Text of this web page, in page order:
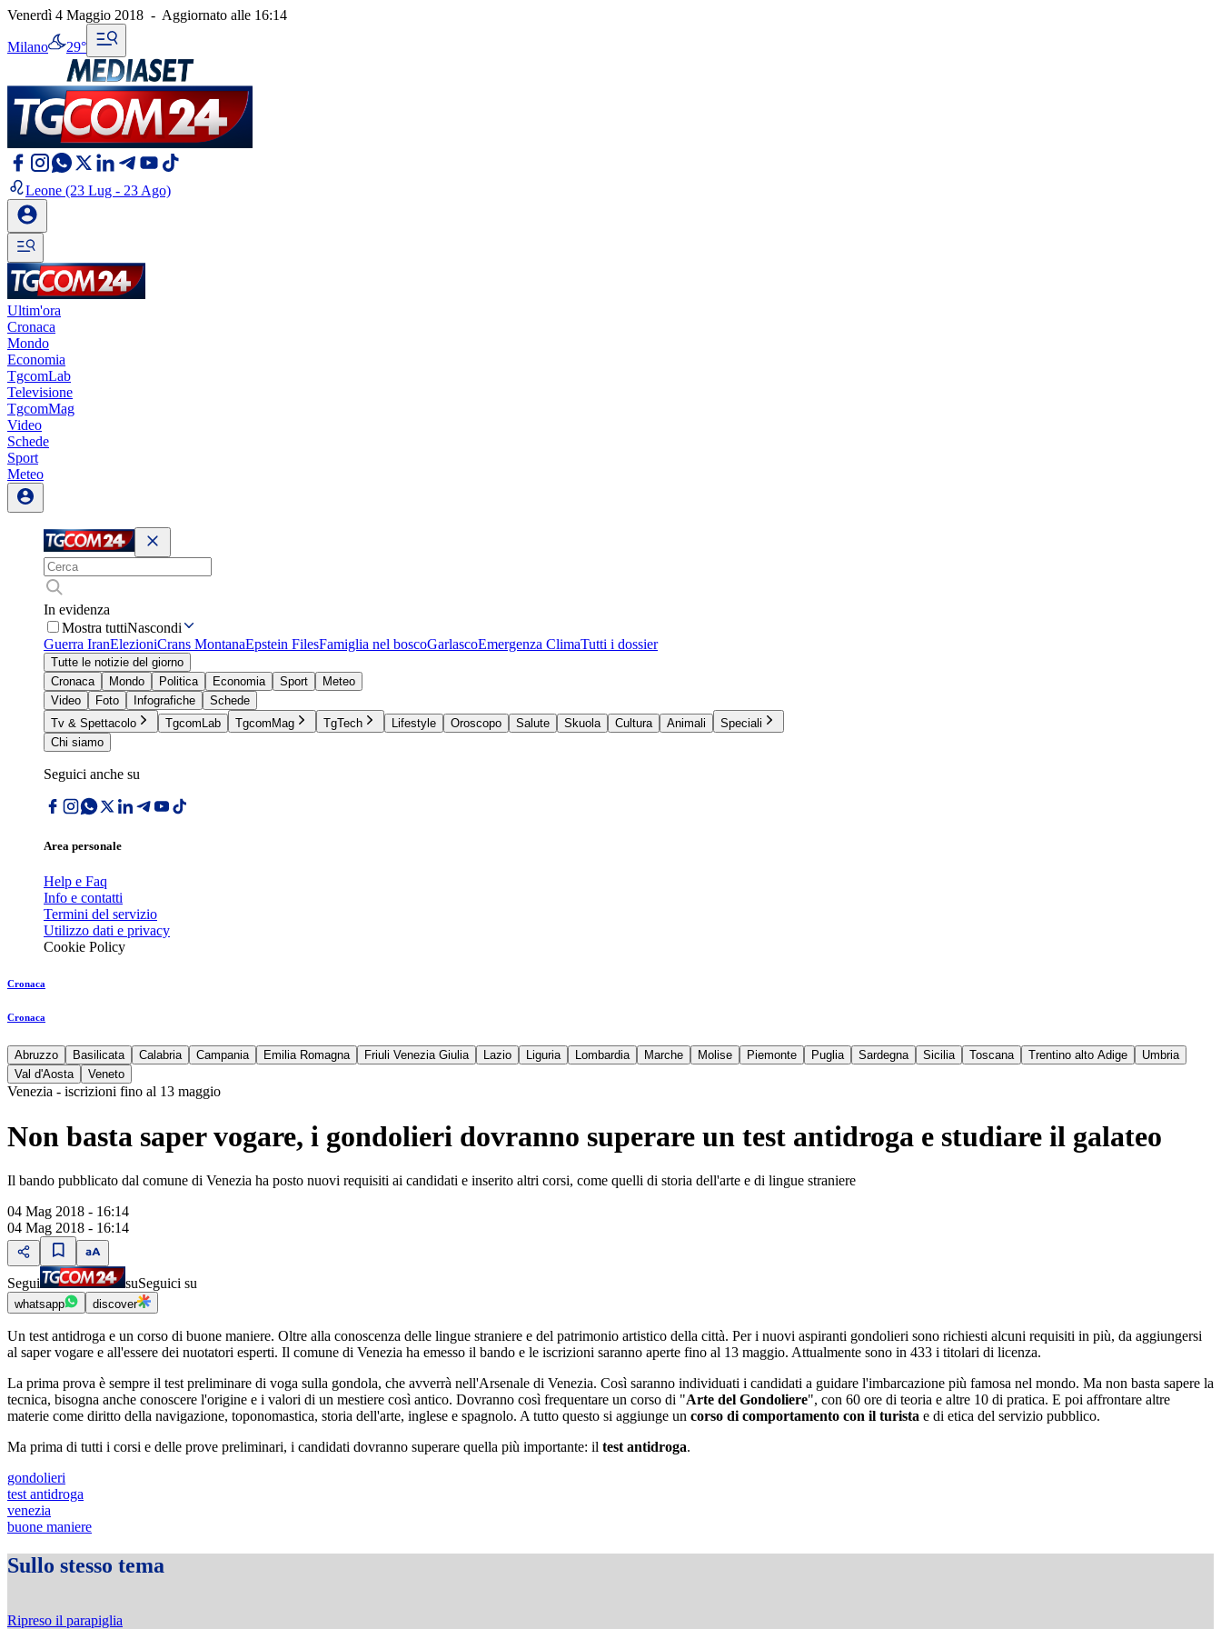
Venerdì 4 Maggio 2018 - Aggiornato alle 16:14
Milano 29°
Leone (23 Lug - 23 Ago)
Ultim'ora
Cronaca
Mondo
Economia
TgcomLab
Televisione
TgcomMag
Video
Schede
Sport
Meteo
In evidenza
Mostra tuttiNascondi
Guerra IranElezioniCrans MontanaEpstein FilesFamiglia nel boscoGarlascoEmergenza ClimaTutti i dossier
Tutte le notizie del giorno
Cronaca
Mondo Politica Economia Sport
Meteo
Video
Foto Infografiche
Schede
Tv & Spettacolo
TgcomLab TgcomMag TgTech Lifestyle Oroscopo Salute Skuola Cultura Animali
Speciali
Chi siamo
Seguici anche su
Area personale
Help e Faq
Info e contatti
Termini del servizio
Utilizzo dati e privacy
Cookie Policy
Cronaca
Cronaca
Abruzzo Basilicata Calabria Campania Emilia Romagna Friuli Venezia Giulia Lazio Liguria Lombardia Marche Molise Piemonte Puglia Sardegna Sicilia Toscana Trentino alto Adige
Umbria
Val d'Aosta
Veneto
Venezia - iscrizioni fino al 13 maggio
Non basta saper vogare, i gondolieri dovranno superare un test antidroga e studiare il galateo
Il bando pubblicato dal comune di Venezia ha posto nuovi requisiti ai candidati e inserito altri corsi, come quelli di storia dell'arte e di lingue straniere
04 Mag 2018 - 16:14
04 Mag 2018 - 16:14
Segui suSeguici su
whatsapp discover
Un test antidroga e un corso di buone maniere. Oltre alla conoscenza delle lingue straniere e del patrimonio artistico della città. Per i nuovi aspiranti gondolieri sono richiesti alcuni requisiti in più, da aggiungersi
al saper vogare e all'essere dei nuotatori esperti. Il comune di Venezia ha emesso il bando e le iscrizioni saranno aperte fino al 13 maggio. Attualmente sono in 433 i titolari di licenza.
La prima prova è sempre il test preliminare di voga sulla gondola, che avverrà nell'Arsenale di Venezia. Così saranno individuati i candidati a guidare l'imbarcazione più famosa nel mondo. Ma non basta sapere la
tecnica, bisogna anche conoscere l'origine e i valori di un mestiere così antico. Dovranno così frequentare un corso di "Arte del Gondoliere", con 60 ore di teoria e altre 10 di pratica. E poi affrontare altre
materie come diritto della navigazione, toponomastica, storia dell'arte, inglese e spagnolo. A tutto questo si aggiunge un corso di comportamento con il turista e di etica del servizio pubblico.
Ma prima di tutti i corsi e delle prove preliminari, i candidati dovranno superare quella più importante: il test antidroga.
gondolieri
test antidroga
venezia
buone maniere
Sullo stesso tema
Ripreso il parapiglia